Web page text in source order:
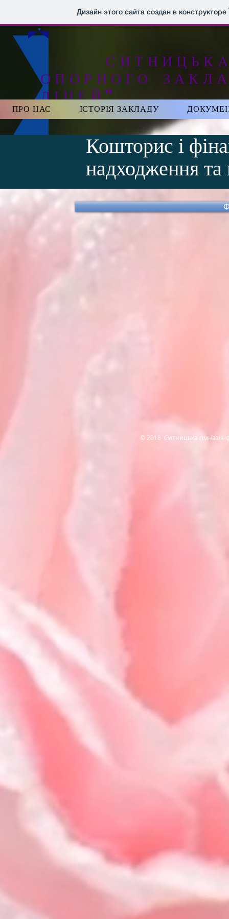
Дизайн этого сайта создан в конструкторе
СИТНИЦЬКА
ОПОРНОГО
ЛІЦЕЙ"​
ПРО НАС ІСТОРІЯ ЗАКЛАДУ
Кошторис і
надходження та
© 2018 Ситницька гімназія-